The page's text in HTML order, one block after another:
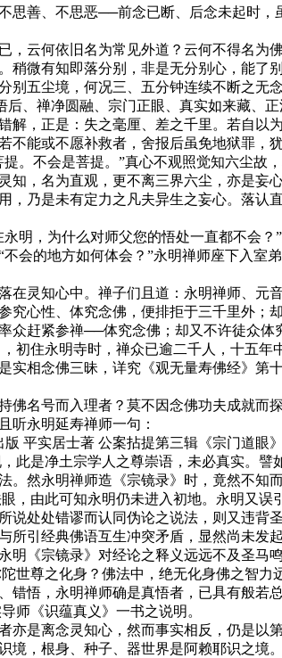
、不思恶──前念已断、后念未起时，
云何依旧名为常见外道？云何不得名为
稍微有知即落分别，非是无分别心，能
别五尘境，何况三、五分钟连续不断之
、禅净圆融、宗门正眼、真实如来藏、
，正是：失之毫厘、差之千里。若自以
能或不愿补救者，舍报后虽免地狱罪，
不会是菩提。”真心不观照觉知六尘故
知，名为直观，更不离三界六尘，亦是
，乃是未有定力之凡夫异生之妄心。落
，为什么对师父您的悟处一直都不会？
会的地方如何体会？”永明禅师座下入
灵知心中。禅子们且道：永明禅师、元
心性、体究念佛，便排拒于三千里外；
众赶紧参禅──体究念佛；却又不许徒众体
住永明寺时，禅众已逾二千人，十五年
实相念佛三昧，详究《观无量寿佛经》
号而入理者？莫不因念佛功夫成就而
永明延寿禅师一句：
实居士著 公案拈提第三辑《宗门道眼》
是净土宗学人之尊崇语，未必真实。譬
。然永明禅师造《宗镜录》时，竟然不
，由此可知永明仍未进入初地。永明又
说处处错谬而认同伪论之说法，则又违
所引经典佛语互生冲突矛盾，显然尚未
明《宗镜录》对经论之释义远远不及圣
世尊之化身？佛法中，绝无化身佛之智
悟，永明禅师确是真悟者，已具有般
师《识蕴真义》一书之说明。
是离念灵知心，然而事实相反，仍是以
境，根身、种子、器世界是阿赖耶识之